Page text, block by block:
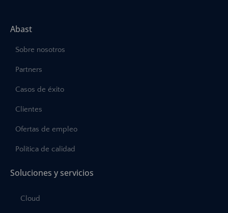
Abast
Sobre nosotros
Partners
Casos de éxito
Clientes
Ofertas de empleo
Política de calidad
Soluciones y servicios
Cloud